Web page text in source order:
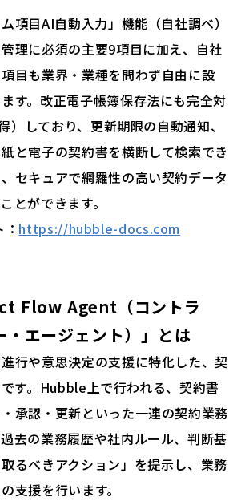
項目AI自動入力」機能（自社調べ）
理に必須の主要9項目に加え、自社
目も業界・業種を問わず自由に設
す。改正電子帳簿保存法にも完全対
）しており、更新期限の自動通知、
と電子の契約書を横断して検索でき
セキュアで網羅性の高い契約データ
とができます。
https://hubble-docs.com
Flow Agent（コントラ
・エージェント）」とは
行や意思決定の支援に特化した、契
す。Hubble上で行われる、契約書
承認・更新といった一連の契約業務
去の業務履歴や社内ルール、判断基
るべきアクション」を提示し、業務
支援を行います。